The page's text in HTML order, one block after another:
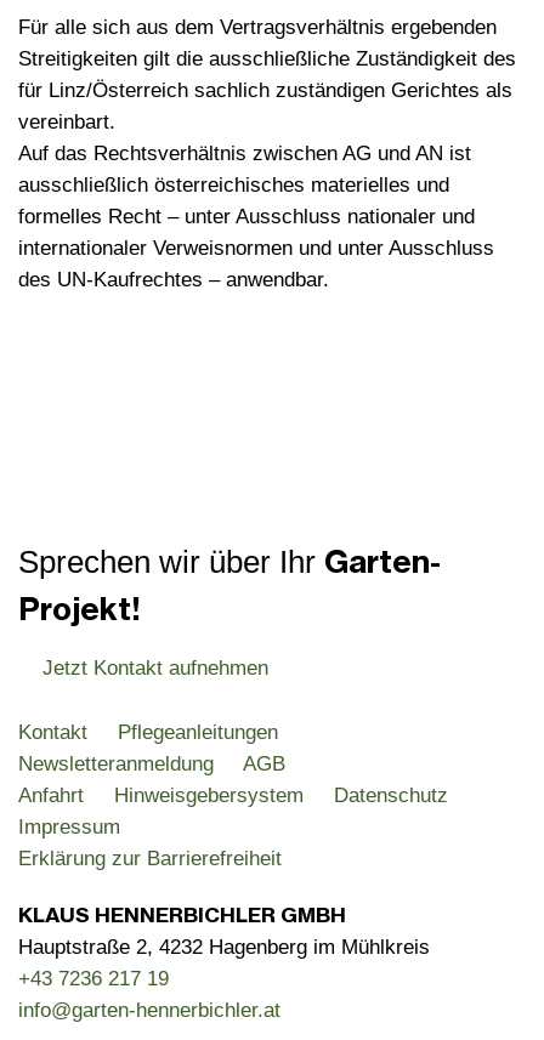
Für alle sich aus dem Vertragsverhältnis ergebenden
Streitigkeiten gilt die ausschließliche Zuständigkeit des
für Linz/Österreich sachlich zuständigen Gerichtes als
vereinbart.
Auf das Rechtsverhältnis zwischen AG und AN ist
ausschließlich österreichisches materielles und
formelles Recht – unter Ausschluss nationaler und
internationaler Verweisnormen und unter Ausschluss
des UN-Kaufrechtes – anwendbar.
Sprechen wir über Ihr Garten-
Projekt!
Jetzt Kontakt aufnehmen
Kontakt
Pflegeanleitungen
Newsletteranmeldung
AGB
Anfahrt
Hinweisgebersystem
Datenschutz
Impressum
Erklärung zur Barrierefreiheit
KLAUS HENNERBICHLER GMBH
Hauptstraße 2, 4232 Hagenberg im Mühlkreis
+43 7236 217 19
info@garten-hennerbichler.at